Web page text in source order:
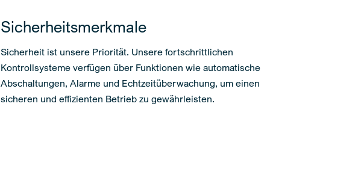
Sicherheitsmerkmale
Sicherheit ist unsere Priorität. Unsere fortschrittlichen
Kontrollsysteme verfügen über Funktionen wie automatische
Abschaltungen, Alarme und Echtzeitüberwachung, um einen
sicheren und effizienten Betrieb zu gewährleisten.